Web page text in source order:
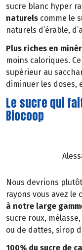
sucre blanc hyper
naturels comme le
naturels d’érable,
Plus riches en
moins caloriques.
supérieur au
diminuer les doses,
Le sucre qui
Biocoop
Nous devrions
rayons vous avez le
à notre large
sucre roux,
ou de dattes, sirop
100% du sucre de